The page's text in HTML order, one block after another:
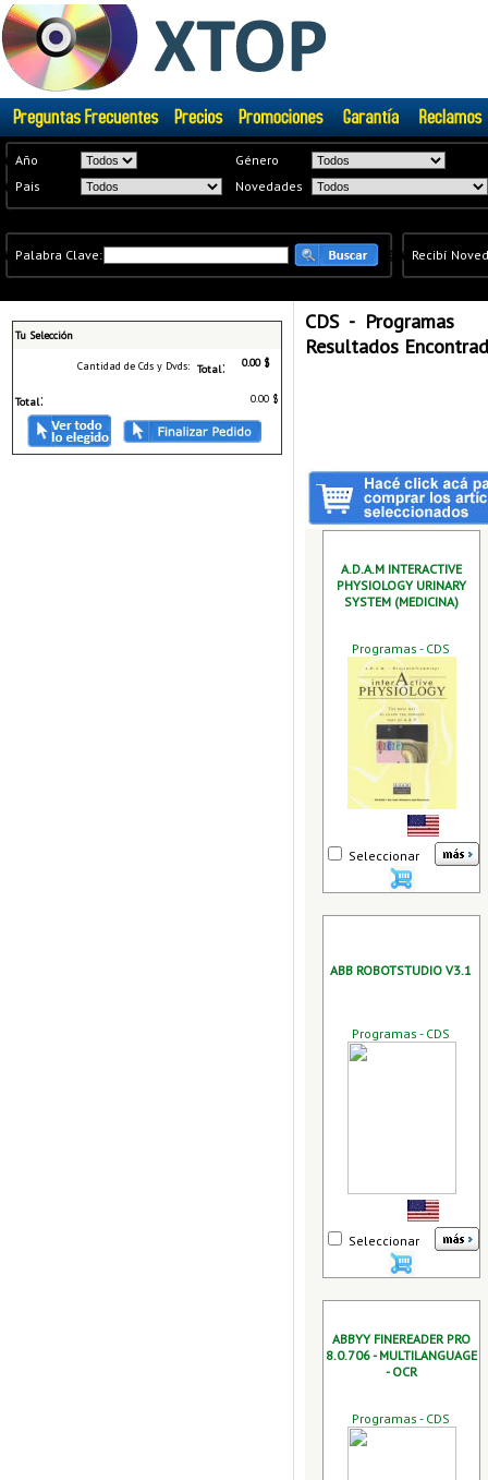
� Año
Género
� Pais Novedades
� Palabra Clave: � � Recibí
Tu Selección
Cantidad de Cds y Dvds: Total: 0.00 $
Total: 0.00 $
CDS - Programas
Resultados
A.D.A.M INTERACTIVE
PHYSIOLOGY URINARY
SYSTEM (MEDICINA)
Programas - CDS
Seleccionar
ABB ROBOTSTUDIO V3.1
Programas - CDS
Seleccionar
ABBYY FINEREADER PRO
8.0.706 - MULTILANGUAGE
- OCR
Programas - CDS